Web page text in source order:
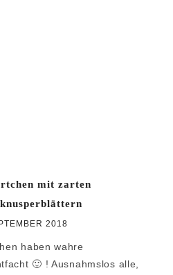
mit zarten
2018
haben wahre
🙂 ! Ausnahmslos alle,